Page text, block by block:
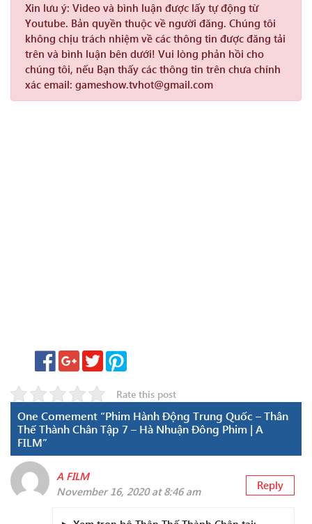
Xin lưu ý: Video và bình luận được lấy tự động từ
Youtube. Bản quyền thuộc về người đăng. Chúng tôi
không chịu trách nhiệm về các thông tin được đăng tải
trên và bình luận bên dưới! Vui lòng phản hồi cho
chúng tôi, nếu Bạn thấy các thông tin trên chưa chính
xác email: gameshow.tvhot@gmail.com
Rate this post
One Comement “Phim Hành Động Trung Quốc – Thân
Thế Thành Chân Tập 7 – Hà Nhuận Đông Phim | A
FILM”
A FILM
November 16, 2020 at 8:46 am
Reply